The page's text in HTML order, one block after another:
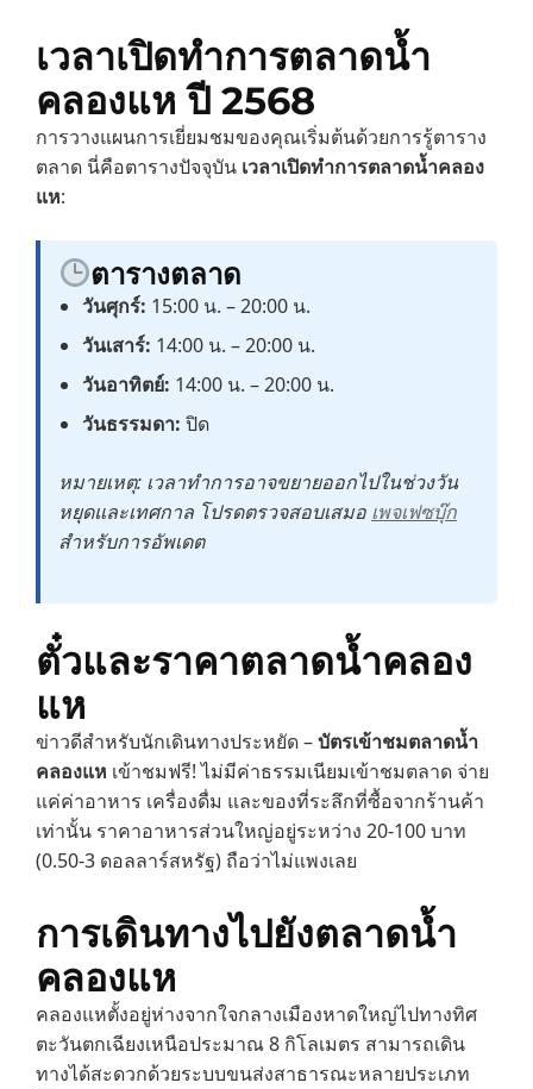
เวลาเปิดทำการตลาดน้ำ
คลองแห ปี 2568
การวางแผนการเยี่ยมชมของคุณเริ่มต้นด้วยการรู้ตาราง
ตลาด นี่คือตารางปัจจุบัน เวลาเปิดทำการตลาดน้ำคลอง
แห:
ตารางตลาด
วันศุกร์: 15:00 น. – 20:00 น.
วันเสาร์: 14:00 น. – 20:00 น.
วันอาทิตย์: 14:00 น. – 20:00 น.
วันธรรมดา: ปิด
หมายเหตุ: เวลาทำการอาจขยายออกไปในช่วงวัน
หยุดและเทศกาล โปรดตรวจสอบเสมอ เพจเฟซบุ๊ก
สำหรับการอัพเดต
ตั๋วและราคาตลาดน้ำคลอง
แห
ข่าวดีสำหรับนักเดินทางประหยัด –บัตรเข้าชมตลาดน้ำ
คลองแห เข้าชมฟรี! ไม่มีค่าธรรมเนียมเข้าชมตลาด จ่าย
แค่ค่าอาหาร เครื่องดื่ม และของที่ระลึกที่ซื้อจากร้านค้า
เท่านั้น ราคาอาหารส่วนใหญ่อยู่ระหว่าง 20-100 บาท
(0.50-3 ดอลลาร์สหรัฐ) ถือว่าไม่แพงเลย
การเดินทางไปยังตลาดน้ำ
คลองแห
คลองแหตั้งอยู่ห่างจากใจกลางเมืองหาดใหญ่ไปทางทิศ
ตะวันตกเฉียงเหนือประมาณ 8 กิโลเมตร สามารถเดิน
ทางได้สะดวกด้วยระบบขนส่งสาธารณะหลายประเภท